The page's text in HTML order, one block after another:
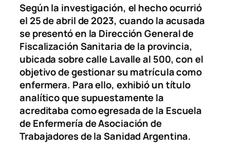
Según la investigación, el hecho ocurrió
el 25 de abril de 2023, cuando la acusada
se presentó en la Dirección General de
Fiscalización Sanitaria de la provincia,
ubicada sobre calle Lavalle al 500, con el
objetivo de gestionar su matrícula como
enfermera. Para ello, exhibió un título
analítico que supuestamente la
acreditaba como egresada de la Escuela
de Enfermería de Asociación de
Trabajadores de la Sanidad Argentina.